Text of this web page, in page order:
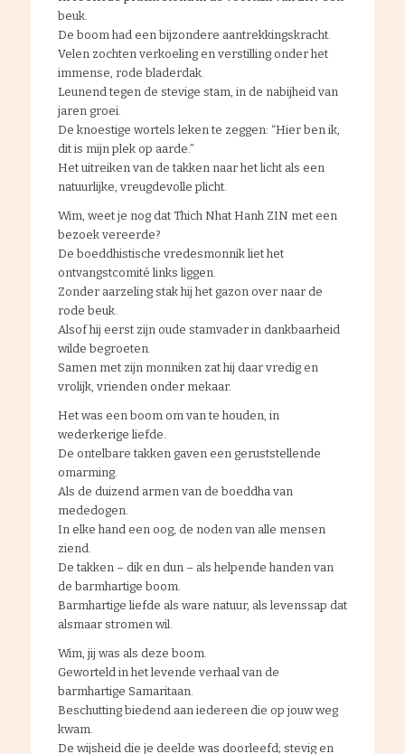
beuk.
De boom had een bijzondere aantrekkingskracht.
Velen zochten verkoeling en verstilling onder het
immense, rode bladerdak.
Leunend tegen de stevige stam, in de nabijheid van
jaren groei.
De knoestige wortels leken te zeggen: “Hier ben ik,
dit is mijn plek op aarde.”
Het uitreiken van de takken naar het licht als een
natuurlijke, vreugdevolle plicht.
Wim, weet je nog dat Thich Nhat Hanh ZIN met een
bezoek vereerde?
De boeddhistische vredesmonnik liet het
ontvangstcomité links liggen.
Zonder aarzeling stak hij het gazon over naar de
rode beuk.
Alsof hij eerst zijn oude stamvader in dankbaarheid
wilde begroeten.
Samen met zijn monniken zat hij daar vredig en
vrolijk, vrienden onder mekaar.
Het was een boom om van te houden, in
wederkerige liefde.
De ontelbare takken gaven een geruststellende
omarming.
Als de duizend armen van de boeddha van
mededogen.
In elke hand een oog, de noden van alle mensen
ziend.
De takken – dik en dun – als helpende handen van
de barmhartige boom.
Barmhartige liefde als ware natuur, als levenssap dat
alsmaar stromen wil.
Wim, jij was als deze boom.
Geworteld in het levende verhaal van de
barmhartige Samaritaan.
Beschutting biedend aan iedereen die op jouw weg
kwam.
De wijsheid die je deelde was doorleefd; stevig en